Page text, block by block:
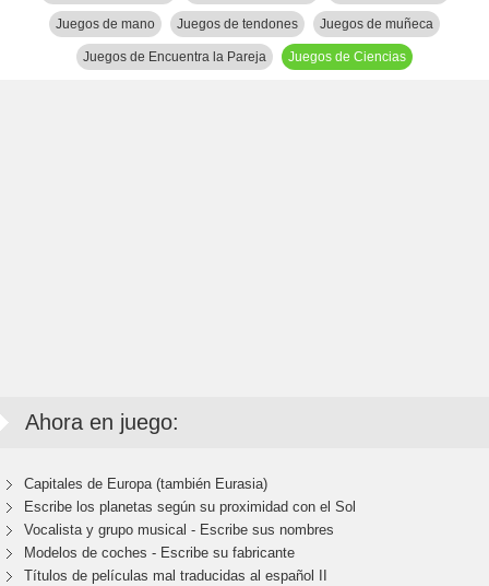
Juegos de mano Juegos de tendones Juegos de muñeca
Juegos de Encuentra la Pareja Juegos de Ciencias
Ahora en juego:
Capitales de Europa (también Eurasia)
Escribe los planetas según su proximidad con el Sol
Vocalista y grupo musical - Escribe sus nombres
Modelos de coches - Escribe su fabricante
Títulos de películas mal traducidas al español II